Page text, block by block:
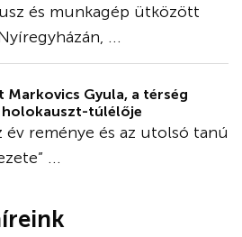
és munkagép ütközött
...
Markovics Gyula, a térség
túlélője
év reménye és az utolsó tanú
...